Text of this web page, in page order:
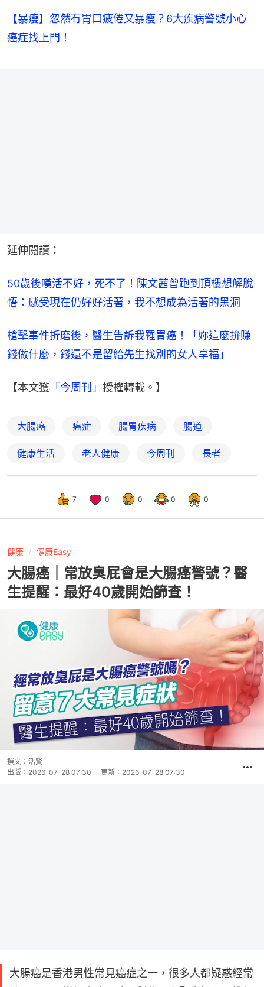
【暴瘦】忽然冇胃口疲倦又暴瘦？6大疾病警號小心
癌症找上門！
延伸閱讀：
50歲後嘆活不好，死不了！陳文茜曾跑到頂樓想解脫
悟：感受現在仍好好活著，我不想成為活著的黑洞
槍擊事件折磨後，醫生告訴我罹胃癌！「妳這麼拚賺
錢做什麼，錢還不是留給先生找別的女人享福」
【本文獲 「今周刊」 授權轉載。】
大腸癌 癌症 腸胃疾病 腸道
健康生活 老人健康 今周刊 長者
7 0 0 0 0
健康 健康Easy
大腸癌｜常放臭屁會是大腸癌警號？醫
生提醒：最好40歲開始篩查！
撰文： 浩賢
出版： 2026-07-28 07:30 更新： 2026-07-28 07:30
大腸癌是香港男性常見癌症之一，很多人都疑惑經常